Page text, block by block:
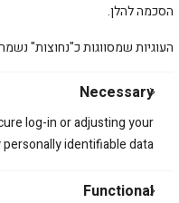
הסכמה להלן.
העוגיות שמסווגות כ"נחוצות"
Necessary
log-in or adjusting your
identifiable data.
Functional